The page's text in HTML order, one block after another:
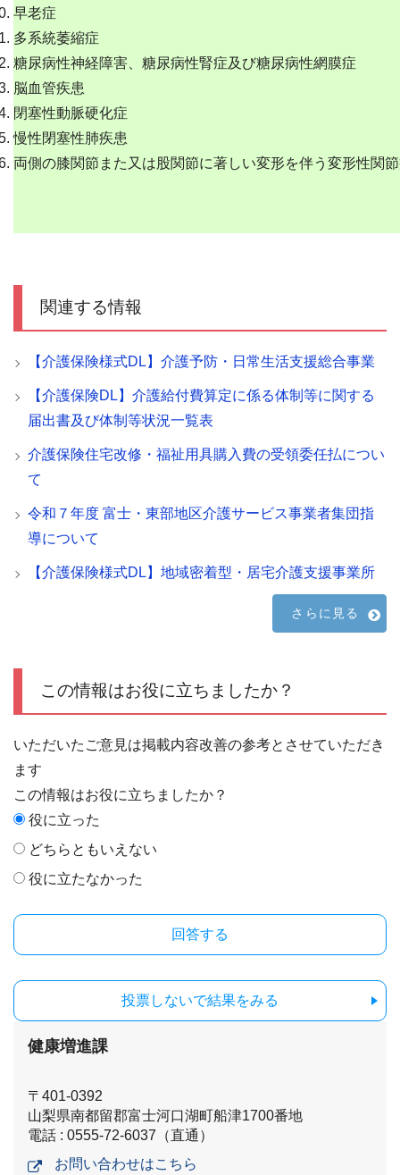
早老症
多系統萎縮症
糖尿病性神経障害、糖尿病性腎症及び糖尿病性網膜症
脳血管疾患
閉塞性動脈硬化症
慢性閉塞性肺疾患
両側の膝関節また又は股関節に著しい変形を伴う変形性関
関連する情報
【介護保険様式DL】介護予防・日常生活支援総合事業
【介護保険DL】介護給付費算定に係る体制等に関する
届出書及び体制等状況一覧表
介護保険住宅改修・福祉用具購入費の受領委任払につい
て
令和７年度 富士・東部地区介護サービス事業者集団指
導について
【介護保険様式DL】地域密着型・居宅介護支援事業所
さらに見る
この情報はお役に立ちましたか？
いただいたご意見は掲載内容改善の参考とさせていただき
ます
この情報はお役に立ちましたか？
役に立った
どちらともいえない
役に立たなかった
投票しないで結果をみる
健康増進課
〒401-0392
山梨県南都留郡富士河口湖町船津1700番地
電話 : 0555-72-6037（直通）
お問い合わせはこちら